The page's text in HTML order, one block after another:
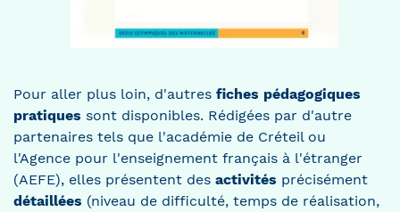
Pour aller plus loin, d'autres fiches pédagogiques
pratiques sont disponibles. Rédigées par d'autre
partenaires tels que l'académie de Créteil ou
l'Agence pour l'enseignement français à l'étranger
(AEFE), elles présentent des activités précisément
détaillées (niveau de difficulté, temps de réalisation,